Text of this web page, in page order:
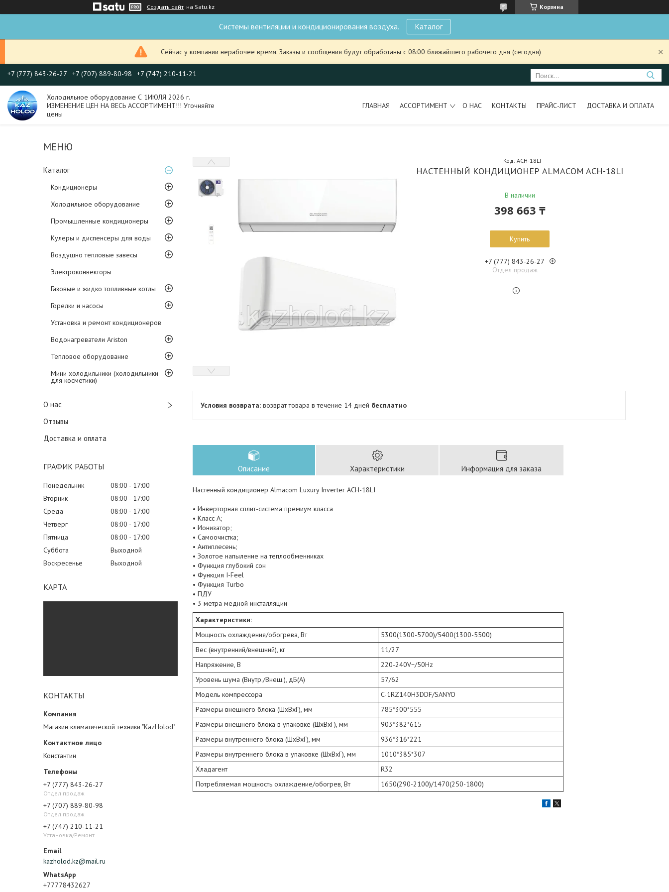
Создать сайт на Satu.kz Корзина
Системы вентиляции и кондиционирования воздуха. Каталог
Сейчас у компании нерабочее время. Заказы и сообщения будут обработаны с 08:00 ближайшего рабочего дня (сегодня)
+7 (777) 843-26-27 +7 (707) 889-80-98 +7 (747) 210-11-21
Холодильное оборудование С 1ИЮЛЯ 2026 г.
ИЗМЕНЕНИЕ ЦЕН НА ВЕСЬ АССОРТИМЕНТ!!! Уточняйте
цены
ГЛАВНАЯ АССОРТИМЕНТ О НАС КОНТАКТЫ ПРАЙС-ЛИСТ ДОСТАВКА И ОПЛАТА
Каталог
Кондиционеры
Холодильное оборудование
Промышленные кондиционеры
Кулеры и диспенсеры для воды
Воздушно тепловые завесы
Электроконвекторы
Газовые и жидко топливные котлы
Горелки и насосы
Установка и ремонт кондиционеров
Водонагреватели Ariston
Тепловое оборудование
Мини холодильники (холодильники
для косметики)
О нас
Отзывы
Доставка и оплата
ГРАФИК РАБОТЫ
Понедельник 08:00
17:00
Вторник
08:00
17:00
Среда
08:00
17:00
Четверг
08:00
17:00
Пятница
08:00
17:00
Суббота
Выходной
Воскресенье
Выходной
КАРТА
КОНТАКТЫ
Магазин климатической техники "KazHolod"
Константин
+7 (777) 843-26-27
Отдел продаж
+7 (707) 889-80-98
Отдел продаж
+7 (747) 210-11-21
Установка/Ремонт
kazholod.kz@mail.ru
+77778432627
НАСТЕННЫЙ КОНДИЦИОНЕР ALMACOM ACH-18LI
В наличии
Код:ACH-18LI
398 663 ₸
Купить
+7 (777) 843-26-27
Отдел продаж
возврат товара в течение 14 дней бесплатно
Описание Характеристики Информация для заказа
Настенный кондиционер Almacom Luxury Inverter ACH-18LI
• Инверторная сплит-система премиум класса
• Класс А;
• Ионизатор;
• Самоочистка;
• Антиплесень;
• Золотое напыление на теплообменниках
• Функция глубокий сон
• Функция I-Feel
• Функция Turbo
• ПДУ
• 3 метра медной инсталляции
Характеристики:
Мощность охлаждения/обогрева, Вт
5300(1300-5700)/5400(1300-5500)
Вес (внутренний/внешний), кг
11/27
Напряжение, В
220-240V~/50Hz
Уровень шума (Внутр./Внеш.), дБ(А)
57/62
Модель компрессора
C-1RZ140H3DDF/SANYO
Размеры внешнего блока (ШхВхГ), мм
785*300*555
Размеры внешнего блока в упаковке (ШхВхГ), мм
903*382*615
Размеры внутреннего блока (ШхВхГ), мм
936*316*221
Размеры внутреннего блока в упаковке (ШхВхГ), мм
1010*385*307
Хладагент
R32
Потребляемая мощность охлаждение/обогрев, Вт
1650(290-2100)/1470(250-1800)